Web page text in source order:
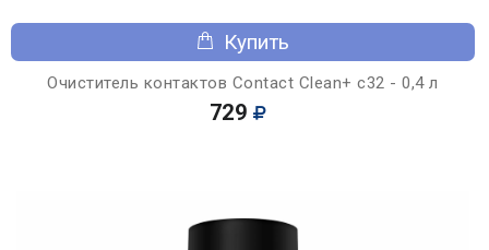
Купить
Очиститель контактов Contact Clean+ c32 - 0,4 л
729